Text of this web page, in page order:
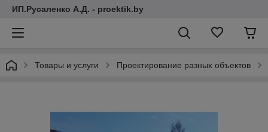
ИП.Русаленко А.Д. - proektik.by
Товары и услуги Проектирование разных объектов